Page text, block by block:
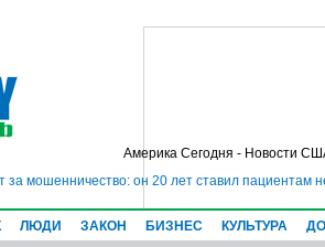
Америка Сегодня - Новости
мошенничество: он 20 лет ставил пациентам
ЛЮДИ ЗАКОН БИЗНЕС КУЛЬТУРА